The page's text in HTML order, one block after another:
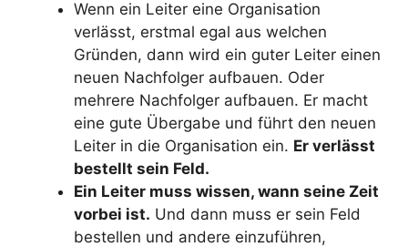
Wenn ein Leiter eine Organisation
verlässt, erstmal egal aus welchen
Gründen, dann wird ein guter Leiter einen
neuen Nachfolger aufbauen. Oder
mehrere Nachfolger aufbauen. Er macht
eine gute Übergabe und führt den neuen
Leiter in die Organisation ein. Er verlässt
bestellt sein Feld.
Ein Leiter muss wissen, wann seine Zeit
vorbei ist. Und dann muss er sein Feld
bestellen und andere einzuführen,